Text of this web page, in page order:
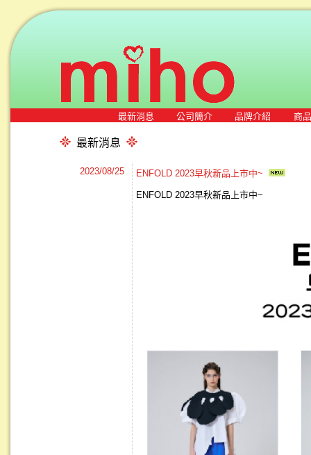
最新消息 公司簡介 品牌介紹 商
最新消息
2023/08/25 ENFOLD 2023早秋新品上市中~
ENFOLD 2023早秋新品上市中~